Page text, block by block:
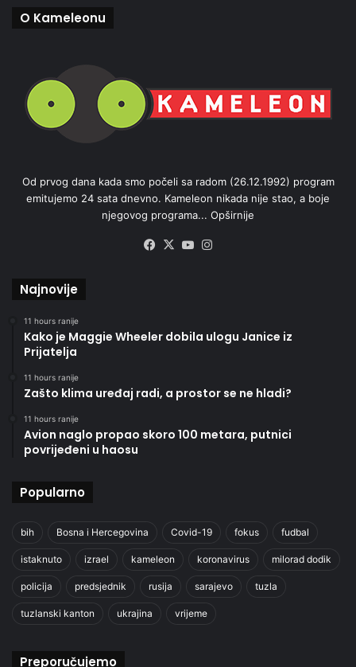
O Kameleonu
Od prvog dana kada smo počeli sa radom (26.12.1992) program
emitujemo 24 sata dnevno. Kameleon nikada nije stao, a boje
njegovog programa... Opširnije
Facebook
X YouTube
Najnovije
11 hours ranije
Kako je Maggie Wheeler dobila ulogu Janice iz
Prijatelja
11 hours ranije
Zašto klima uređaj radi, a prostor se ne hladi?
11 hours ranije
Avion naglo propao skoro 100 metara, putnici
povrijeđeni u haosu
Popularno
bih Bosna i Hercegovina Covid-19 fokus fudbal
istaknuto izrael kameleon koronavirus milorad dodik
policija predsjednik rusija sarajevo tuzla
tuzlanski kanton ukrajina vrijeme
Preporučujemo